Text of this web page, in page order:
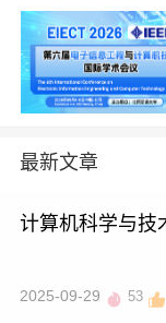
最新文章
计算机科学与技
2025-09-29 53